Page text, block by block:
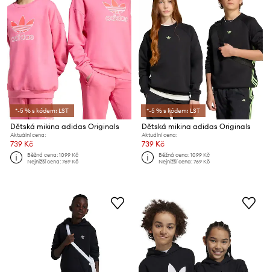
*-5 % s kódem: LST
Dětská mikina adidas Originals
Aktuální cena:
739 Kč
Běžná cena:1099 Kč
Nejnižší cena:769 Kč
*-5 % s kódem: LST
Dětská mikina adidas Originals
Aktuální cena:
739 Kč
Běžná cena:1099 Kč
Nejnižší cena:769 Kč